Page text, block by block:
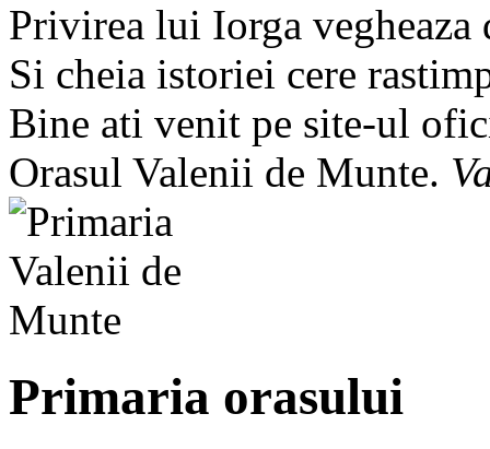
Privirea lui Iorga
Si cheia istoriei cere
Bine ati venit pe site-ul
Orasul Valenii de Munte.
Primaria orasului